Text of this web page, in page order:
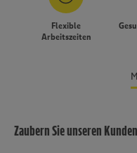
Flexible
Arbeitszeiten
Zaubern Sie unseren